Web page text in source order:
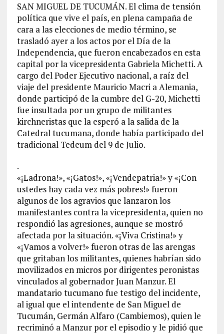
SAN MIGUEL DE TUCUMÁN. El clima de tensión
política que vive el país, en plena campaña de
cara a las elecciones de medio término, se
trasladó ayer a los actos por el Día de la
Independencia, que fueron encabezados en esta
capital por la vicepresidenta Gabriela Michetti. A
cargo del Poder Ejecutivo nacional, a raíz del
viaje del presidente Mauricio Macri a Alemania,
donde participó de la cumbre del G-20, Michetti
fue insultada por un grupo de militantes
kirchneristas que la esperó a la salida de la
Catedral tucumana, donde había participado del
tradicional Tedeum del 9 de Julio.
.
«¡Ladrona!», «¡Gatos!», «¡Vendepatria!» y «¡Con
ustedes hay cada vez más pobres!» fueron
algunos de los agravios que lanzaron los
manifestantes contra la vicepresidenta, quien no
respondió las agresiones, aunque se mostró
afectada por la situación. «¡Viva Cristina!» y
«¡Vamos a volver!» fueron otras de las arengas
que gritaban los militantes, quienes habrían sido
movilizados en micros por dirigentes peronistas
vinculados al gobernador Juan Manzur. El
mandatario tucumano fue testigo del incidente,
al igual que el intendente de San Miguel de
Tucumán, Germán Alfaro (Cambiemos), quien le
recriminó a Manzur por el episodio y le pidió que